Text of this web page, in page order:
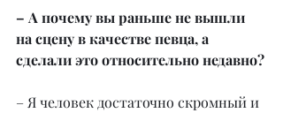
– А почему вы раньше не вышли
на сцену в качестве певца, а
сделали это относительно недавно?
– Я человек достаточно скромный и